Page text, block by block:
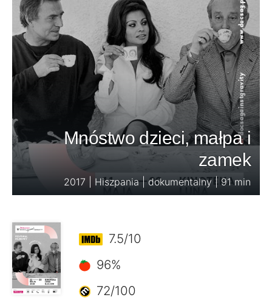
Mnóstwo dzieci, małpa i
zamek
2017 | Hiszpania | dokumentalny | 91 min
7.5/10
96%
72/100